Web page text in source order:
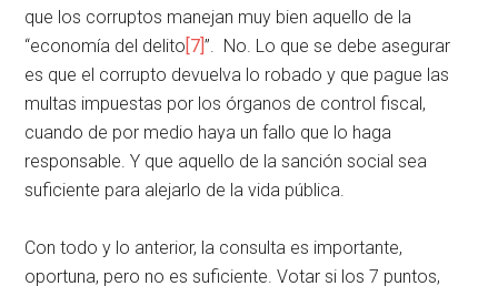
que los corruptos manejan muy bien aquello de la
“economía del delito[7]”. No. Lo que se debe asegurar
es que el corrupto devuelva lo robado y que pague las
multas impuestas por los órganos de control fiscal,
cuando de por medio haya un fallo que lo haga
responsable. Y que aquello de la sanción social sea
suficiente para alejarlo de la vida pública.
Con todo y lo anterior, la consulta es importante,
oportuna, pero no es suficiente. Votar si los 7 puntos,